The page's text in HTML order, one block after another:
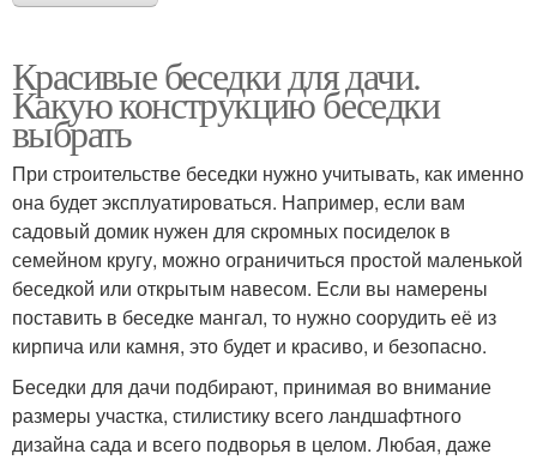
Красивые беседки для дачи.
Какую конструкцию беседки
выбрать
При строительстве беседки нужно учитывать, как именно
она будет эксплуатироваться. Например, если вам
садовый домик нужен для скромных посиделок в
семейном кругу, можно ограничиться простой маленькой
беседкой или открытым навесом. Если вы намерены
поставить в беседке мангал, то нужно соорудить её из
кирпича или камня, это будет и красиво, и безопасно.
Беседки для дачи подбирают, принимая во внимание
размеры участка, стилистику всего ландшафтного
дизайна сада и всего подворья в целом. Любая, даже